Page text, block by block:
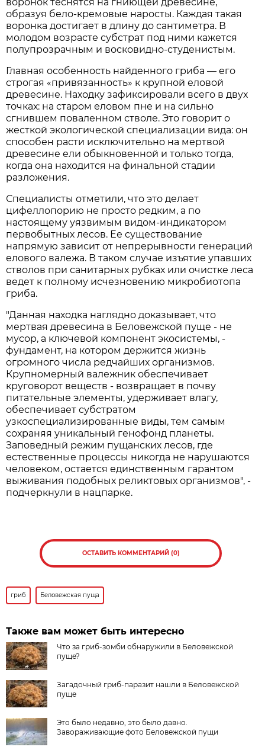
образуя бело-кремовые наросты. Каждая такая
воронка достигает в длину до сантиметра. В
молодом возрасте субстрат под ними кажется
полупрозрачным и восковидно-студенистым.
Главная особенность найденного гриба — его
строгая «привязанность» к крупной еловой
древесине. Находку зафиксировали всего в двух
точках: на старом еловом пне и на сильно
сгнившем поваленном стволе. Это говорит о
жесткой экологической специализации вида: он
способен расти исключительно на мертвой
древесине ели обыкновенной и только тогда,
когда она находится на финальной стадии
разложения.
Специалисты отметили, что это делает
цифеллопорию не просто редким, а по
настоящему уязвимым видом-индикатором
первобытных лесов. Ее существование
напрямую зависит от непрерывности генераций
елового валежа. В таком случае изъятие упавших
стволов при санитарных рубках или очистке леса
ведет к полному исчезновению микробиотопа
гриба.
"Данная находка наглядно доказывает, что
мертвая древесина в Беловежской пуще - не
мусор, а ключевой компонент экосистемы, -
фундамент, на котором держится жизнь
огромного числа редчайших организмов.
Крупномерный валежник обеспечивает
круговорот веществ - возвращает в почву
питательные элементы, удерживает влагу,
обеспечивает субстратом
узкоспециализированные виды, тем самым
сохраняя уникальный генофонд планеты.
Заповедный режим пущанских лесов, где
естественные процессы никогда не нарушаются
человеком, остается единственным гарантом
выживания подобных реликтовых организмов", -
подчеркнули в нацпарке.
ОСТАВИТЬ КОММЕНТАРИЙ (0)
гриб Беловежская пуща
Также вам может быть интересно
Что за гриб-зомби обнаружили в Беловежской
пуще?
Загадочный гриб-паразит нашли в Беловежской
пуще
Это было недавно, это было давно.
Завораживающие фото Беловежской пущи